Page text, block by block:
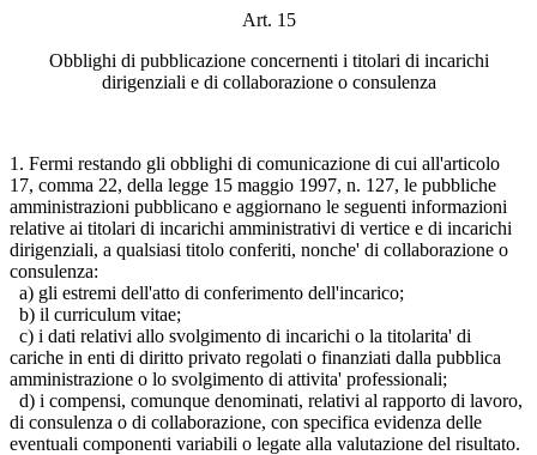
Art. 15
Obblighi di pubblicazione concernenti i titolari di incarichi
dirigenziali e di collaborazione o consulenza
1. Fermi restando gli obblighi di comunicazione di cui all'articolo
17, comma 22, della legge 15 maggio 1997, n. 127, le pubbliche
amministrazioni pubblicano e aggiornano le seguenti informazioni
relative ai titolari di incarichi amministrativi di vertice e di incarichi
dirigenziali, a qualsiasi titolo conferiti, nonche' di collaborazione o
consulenza:
a) gli estremi dell'atto di conferimento dell'incarico;
b) il curriculum vitae;
c) i dati relativi allo svolgimento di incarichi o la titolarita' di
cariche in enti di diritto privato regolati o finanziati dalla pubblica
amministrazione o lo svolgimento di attivita' professionali;
d) i compensi, comunque denominati, relativi al rapporto di lavoro,
di consulenza o di collaborazione, con specifica evidenza delle
eventuali componenti variabili o legate alla valutazione del risultato.